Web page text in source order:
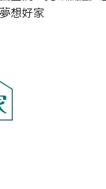
想好家